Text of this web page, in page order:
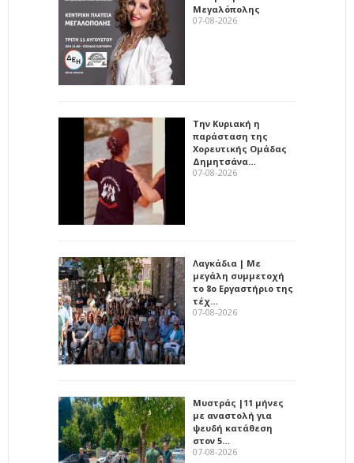
Μεγαλόπολης
07-08-2026
Την Κυριακή η
παράσταση της
Χορευτικής Ομάδας
Δημητσάνα…
07-08-2026
Λαγκάδια | Με
μεγάλη συμμετοχή
το 8ο Εργαστήριο της
τέχ…
07-08-2026
Μυστράς |11 μήνες
με αναστολή για
ψευδή κατάθεση
στον 5…
07-08-2026